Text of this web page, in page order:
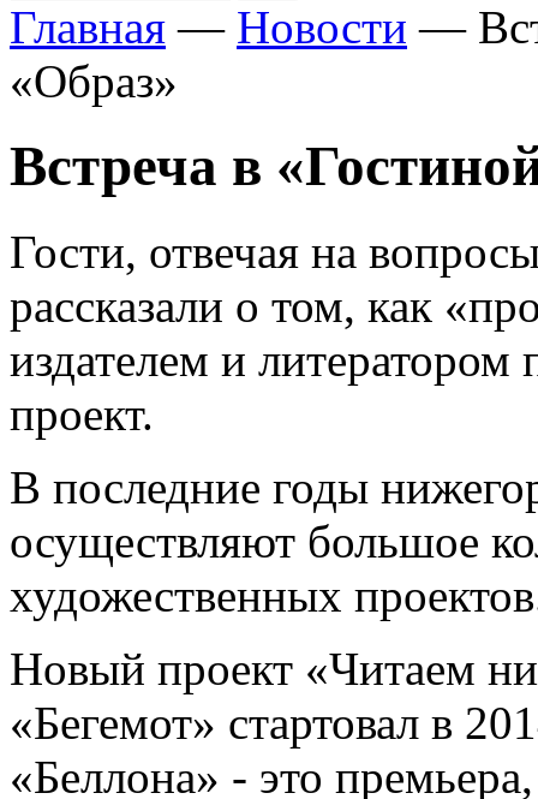
Главная — Новости —
«Образ»
Встреча в
Гости, отвечая на
рассказали о том, как
издателем и литератором
проект.
В последние годы
осуществляют большое
художественных
Новый проект «Читаем
«Бегемот» стартовал в
«Беллона» - это